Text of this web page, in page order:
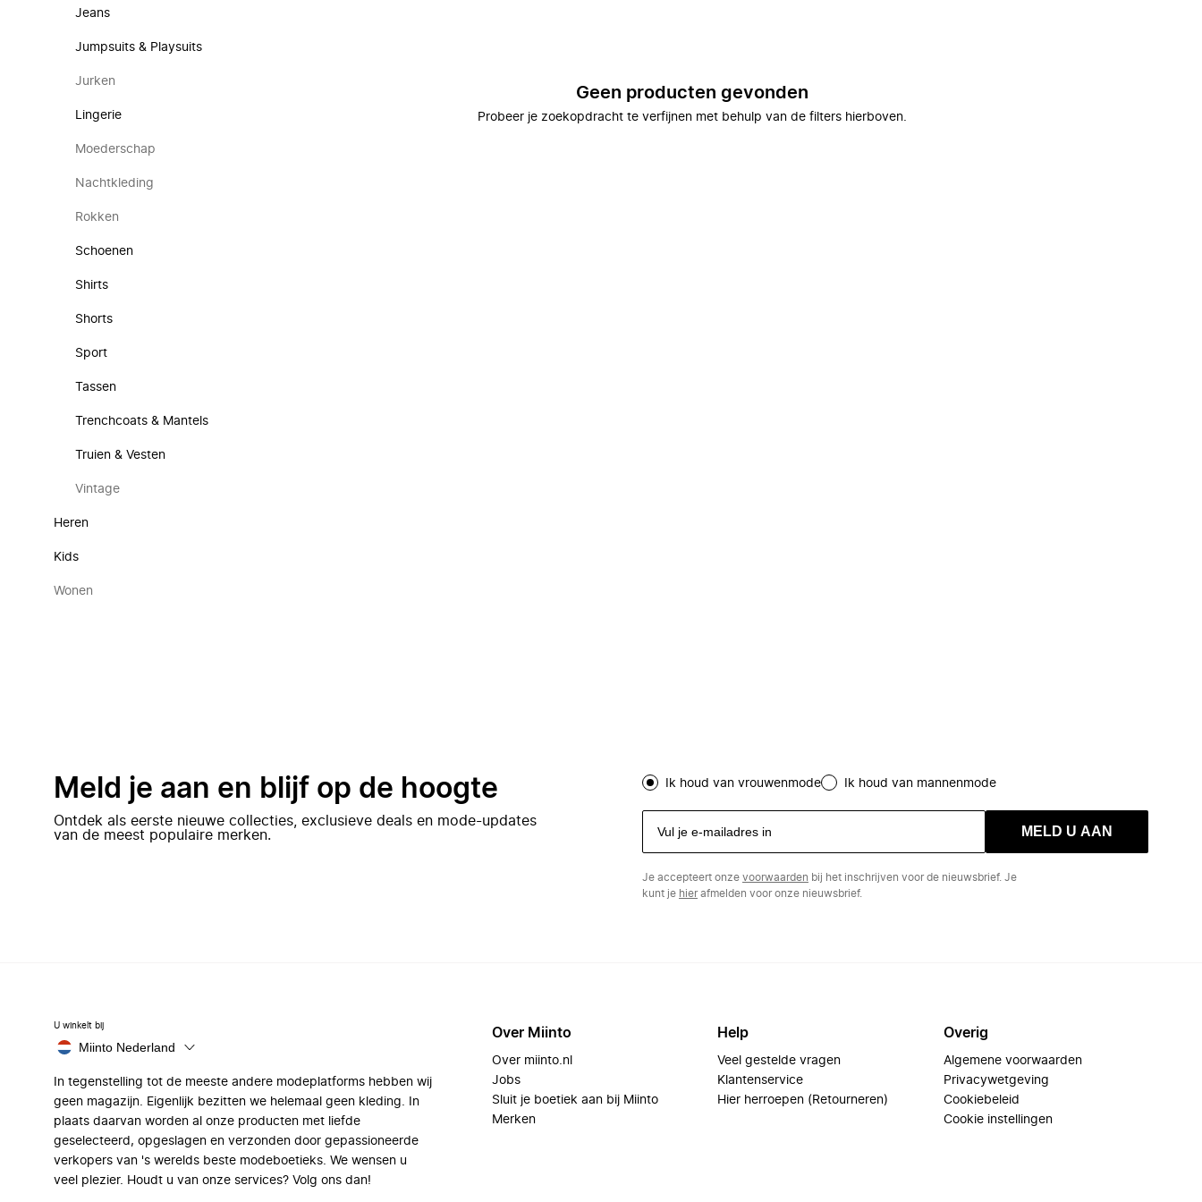
Jeans
Jumpsuits & Playsuits
Jurken
Lingerie
Moederschap
Nachtkleding
Rokken
Schoenen
Shirts
Shorts
Sport
Tassen
Trenchcoats & Mantels
Truien & Vesten
Vintage
Heren
Kids
Wonen
Geen producten gevonden
Probeer je zoekopdracht te verfijnen met behulp van de filters hierboven.
Meld je aan en blijf op de hoogte
Ontdek als eerste nieuwe collecties, exclusieve deals en mode-updates
van de meest populaire merken.
Ik houd van vrouwenmode Ik houd van mannenmode
MELD U AAN
Je accepteert onze voorwaarden bij het inschrijven voor de nieuwsbrief. Je
kunt je hierafmelden voor onze nieuwsbrief.
U winkelt bij
Miinto Nederland
In tegenstelling tot de meeste andere modeplatforms hebben wij
geen magazijn. Eigenlijk bezitten we helemaal geen kleding. In
plaats daarvan worden al onze producten met liefde
geselecteerd, opgeslagen en verzonden door gepassioneerde
verkopers van 's werelds beste modeboetieks. We wensen u
veel plezier. Houdt u van onze services? Volg ons dan!
Over Miinto
Over miinto.nl
Jobs
Sluit je boetiek aan bij Miinto
Merken
Help
Veel gestelde vragen
Klantenservice
Hier herroepen (Retourneren)
Overig
Algemene voorwaarden
Privacywetgeving
Cookiebeleid
Cookie instellingen